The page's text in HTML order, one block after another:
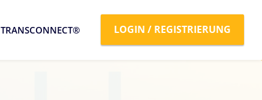
TRANSCONNECT® LOGIN / REGISTRIERUNG